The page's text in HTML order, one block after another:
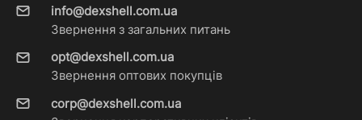
info@dexshell.com.ua
Звернення з загальних питань
opt@dexshell.com.ua
Звернення оптових покупців
corp@dexshell.com.ua